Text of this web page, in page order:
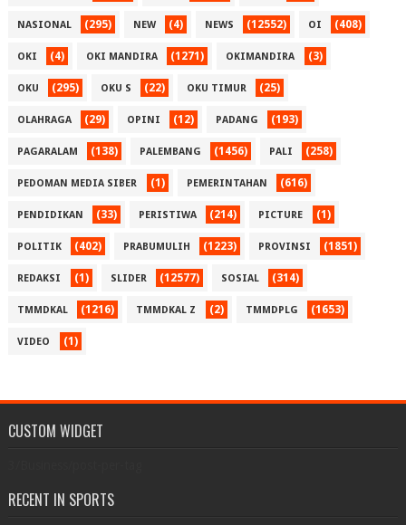
NASIONAL (295) NEW (4) NEWS (12552) OI (408)
OKI (4) OKI MANDIRA (1271) OKIMANDIRA (3)
OKU (295) OKU S (22) OKU TIMUR (25)
OLAHRAGA (29) OPINI (12) PADANG (193)
PAGARALAM (138) PALEMBANG (1456) PALI (258)
PEDOMAN MEDIA SIBER (1) PEMERINTAHAN (616)
PENDIDIKAN (33) PERISTIWA (214) PICTURE (1)
POLITIK (402) PRABUMULIH (1223) PROVINSI (1851)
REDAKSI (1) SLIDER (12577) SOSIAL (314)
TMMDKAL (1216) TMMDKAL Z (2) TMMDPLG (1653)
VIDEO (1)
CUSTOM WIDGET
RECENT IN SPORTS